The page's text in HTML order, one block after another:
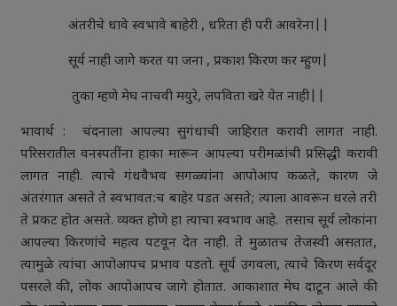
अंतरीचे धावे स्वभावे बाहेरी , धरिता ही परी आवरेना||
सूर्य नाही जागे करत या जना , प्रकाश किरण कर म्हुण|
तुका म्हणे मेघ नाचवी मयुरे, लपविता खरे येत नाही||
भावार्थ : चंदनाला आपल्या सुगंधाची जाहिरात करावी लागत नाही.
परिसरातील वनस्पतींना हाका मारून आपल्या परीमळांची प्रसिद्धी करावी
लागत नाही. त्याचे गंधवैभव सगळ्यांना आपोआप कळते, कारण जे
अंतरंगात असते ते स्वभावत:च बाहेर पडत असते; त्याला आवरून धरले तरी
ते प्रकट होत असते. व्यक्त होणे हा त्याचा स्वभाव आहे. तसाच सूर्य लोकांना
आपल्या किरणांचे महत्व पटवून देत नाही. ते मुळातच तेजस्वी असतात,
त्यामुळे त्यांचा आपोआपच प्रभाव पडतो. सूर्य उगवला, त्याचे किरण सर्वदूर
पसरले की, लोक आपोआपच जागे होतात. आकाशात मेघ दाटून आले की